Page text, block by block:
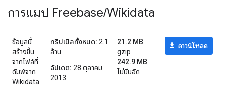
การแมป Freebase/Wikidata
ข้อมูลนี้
สร้างขึ้น
จากไฟล์ที่
ดัมพ์จาก
Wikidata
ทริปเปิลทั้งหมด: 2.1
ล้าน
อัปเดต: 28 ตุลาคม
2013
21.2 MB
gzip
242.9 MB
ไม่บีบอัด
ดาวน์โหลด